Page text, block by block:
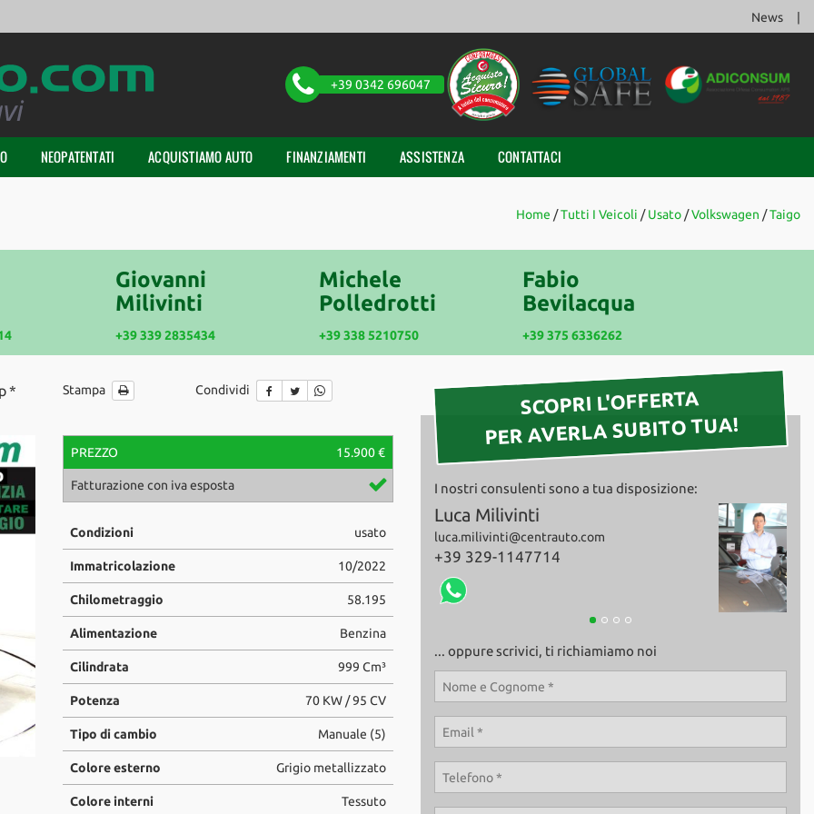
News
+39 0342 696047
NEOPATENTATI ACQUISTIAMO AUTO FINANZIAMENTI ASSISTENZA CONTATTACI
Home /Tutti I Veicoli /Usato /Volkswagen /Taigo
Giovanni
Milivinti
+39 339 2835434
Michele
Polledrotti
+39 338 5210750
Fabio
Bevilacqua
+39 375 6336262
*
Stampa Condividi
disponibile
PREZZO 15.900 €
Fatturazione con iva esposta
Condizioni usato
Immatricolazione 10/2022
Chilometraggio 58.195
Alimentazione Benzina
Cilindrata 999 Cm³
Potenza 70 KW / 95 CV
Tipo di cambio Manuale (5)
Colore esterno Grigio metallizzato
Colore interni Tessuto
SCOPRI L'OFFERTA
PER AVERLA SUBITO TUA!
I nostri consulenti sono a tua disposizione:
luca.milivinti@centrauto.com
+39 329-1147714
Giovanni Milivinti
giovanni.milivinti@centrauto.com
+39 339-2835434
... oppure scrivici, ti richiamiamo noi